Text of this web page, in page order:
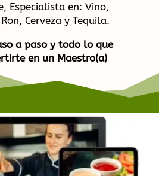
Especialista en: Vino,
Cerveza y Tequila.
a paso y todo lo que
en un Maestro(a)